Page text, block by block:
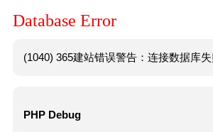
Database Error
(1040) 365建站错误警告：连接数据库
PHP Debug